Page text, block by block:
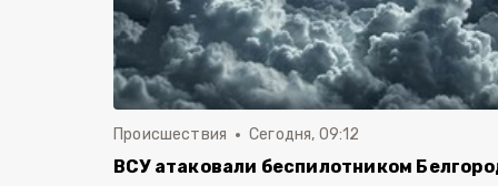
Происшествия Сегодня, 09:12
ВСУ атаковали беспилотником